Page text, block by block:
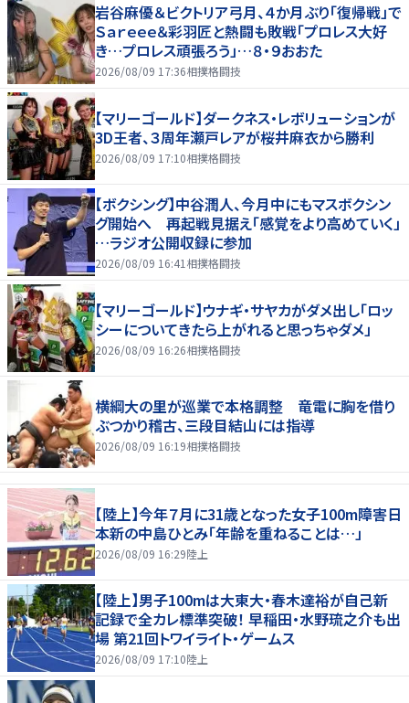
岩谷麻優＆ビクトリア弓月、４か月ぶり「復帰戦」で
Ｓａｒｅｅｅ＆彩羽匠と熱闘も敗戦「プロレス大好
き…プロレス頑張ろう」…８・９おおた
2026/08/09 17:36相撲格闘技
【マリーゴールド】ダークネス・レボリューションが
3D王者、３周年瀬戸レアが桜井麻衣から勝利
2026/08/09 17:10相撲格闘技
【ボクシング】中谷潤人、今月中にもマスボクシン
グ開始へ 再起戦見据え「感覚をより高めていく」
…ラジオ公開収録に参加
2026/08/09 16:41 相撲格闘技
【マリーゴールド】ウナギ・サヤカがダメ出し「ロッ
シーについてきたら上がれると思っちゃダメ」
2026/08/09 16:26相撲格闘技
横綱大の里が巡業で本格調整 竜電に胸を借り
ぶつかり稽古、三段目結山には指導
2026/08/09 16:19相撲格闘技
【陸上】今年７月に31歳となった女子100m障害日
本新の中島ひとみ「年齢を重ねることは…」
2026/08/09 16:29陸上
【陸上】男子100mは大東大・春木達裕が自己新
記録で全カレ標準突破！ 早稲田・水野琉之介も出
場 第21回トワイライト・ゲームス
2026/08/09 17:10陸上